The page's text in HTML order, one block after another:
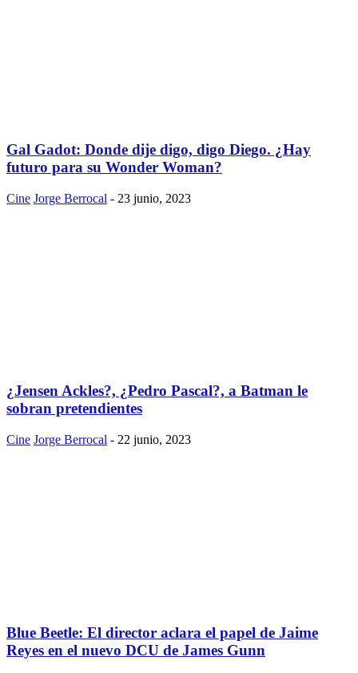
Gal Gadot: Donde dije digo, digo Diego. ¿Hay
futuro para su Wonder Woman?
Cine Jorge Berrocal - 23 junio, 2023
¿Jensen Ackles?, ¿Pedro Pascal?, a Batman le
sobran pretendientes
Cine Jorge Berrocal - 22 junio, 2023
Blue Beetle: El director aclara el papel de Jaime
Reyes en el nuevo DCU de James Gunn